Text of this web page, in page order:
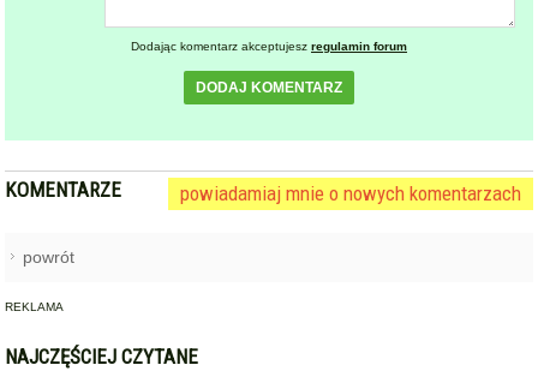
Dodając komentarz akceptujesz regulamin forum
DODAJ KOMENTARZ
KOMENTARZE powiadamiaj mnie o nowych komentarzach
powrót
REKLAMA
NAJCZĘŚCIEJ CZYTANE